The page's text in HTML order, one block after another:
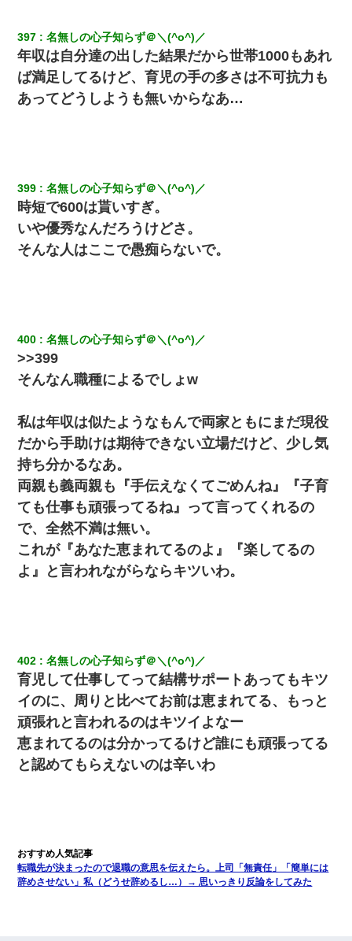
397 名無しの心子知らず＠＼(^o^)／
年収は自分達の出した結果だから世帯1000もあれ
ば満足してるけど、育児の手の多さは不可抗力も
あってどうしようも無いからなあ…
399 名無しの心子知らず＠＼(^o^)／
時短で600は貰いすぎ。
いや優秀なんだろうけどさ。
そんな人はここで愚痴らないで。
400 名無しの心子知らず＠＼(^o^)／
>>399
そんなん職種によるでしょw
私は年収は似たようなもんで両家ともにまだ現役
だから手助けは期待できない立場だけど、少し気
持ち分かるなあ。
両親も義両親も『手伝えなくてごめんね』『子育
ても仕事も頑張ってるね』って言ってくれるの
で、全然不満は無い。
これが『あなた恵まれてるのよ』『楽してるの
よ』と言われながらならキツいわ。
402 名無しの心子知らず＠＼(^o^)／
育児して仕事してって結構サポートあってもキツ
イのに、周りと比べてお前は恵まれてる、もっと
頑張れと言われるのはキツイよなー
恵まれてるのは分かってるけど誰にも頑張ってる
と認めてもらえないのは辛いわ
転職先が決まったので退職の意思を伝えたら。上司「無責任」「簡単には
辞めさせない」私（どうせ辞めるし…）→ 思いっきり反論をしてみた